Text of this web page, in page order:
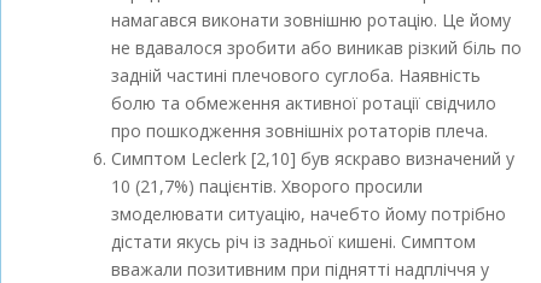
намагався виконати зовнішню ротацію. Це йому
не вдавалося зробити або виникав різкий біль по
задній частині плечового суглоба. Наявність
болю та обмеження активної ротації свідчило
про пошкодження зовнішніх ротаторів плеча.
Симптом Leсlerk [2,10] був яскраво визначений у
10 (21,7%) пацієнтів. Хворого просили
змоделювати ситуацію, начебто йому потрібно
дістати якусь річ із задньої кишені. Симптом
вважали позитивним при піднятті надпліччя у